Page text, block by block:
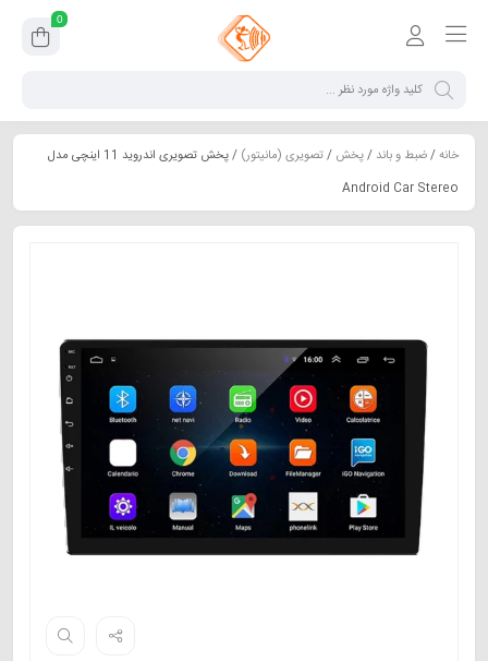
0
خانه/ضبط و باند /پخش /تصویری (مانیتور)
/ پخش تصویری اندروید 11 اینچی مدل
Android Car Stereo